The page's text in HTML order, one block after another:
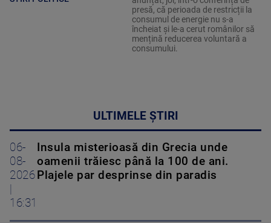
presă, că perioada de restricții la
consumul de energie nu s-a
încheiat și le-a cerut românilor să
mențină reducerea voluntară a
consumului.
ULTIMELE ȘTIRI
06-
08-
2026
16:31
Insula misterioasă din Grecia unde
oamenii trăiesc până la 100 de ani.
Plajele par desprinse din paradis